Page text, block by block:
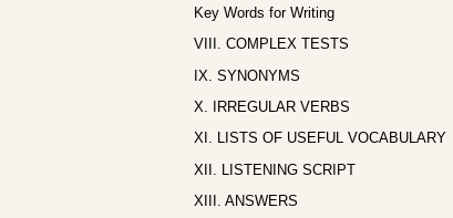
Key Words for Writing
VIII. COMPLEX TESTS
IX. SYNONYMS
X. IRREGULAR VERBS
XI. LISTS OF USEFUL VOCABULARY
XII. LISTENING SCRIPT
XIII. ANSWERS